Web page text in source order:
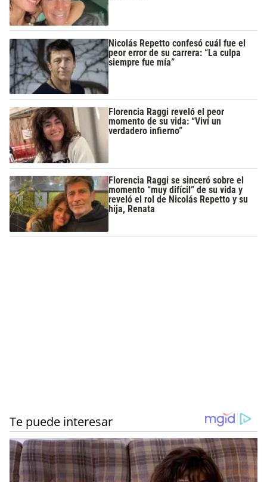
Nicolás Repetto confesó cuál fue el
peor error de su carrera: “La culpa
siempre fue mía”
Florencia Raggi reveló el peor
momento de su vida: “Viví un
verdadero infierno”
Florencia Raggi se sinceró sobre el
momento “muy difícil” de su vida y
reveló el rol de Nicolás Repetto y su
hija, Renata